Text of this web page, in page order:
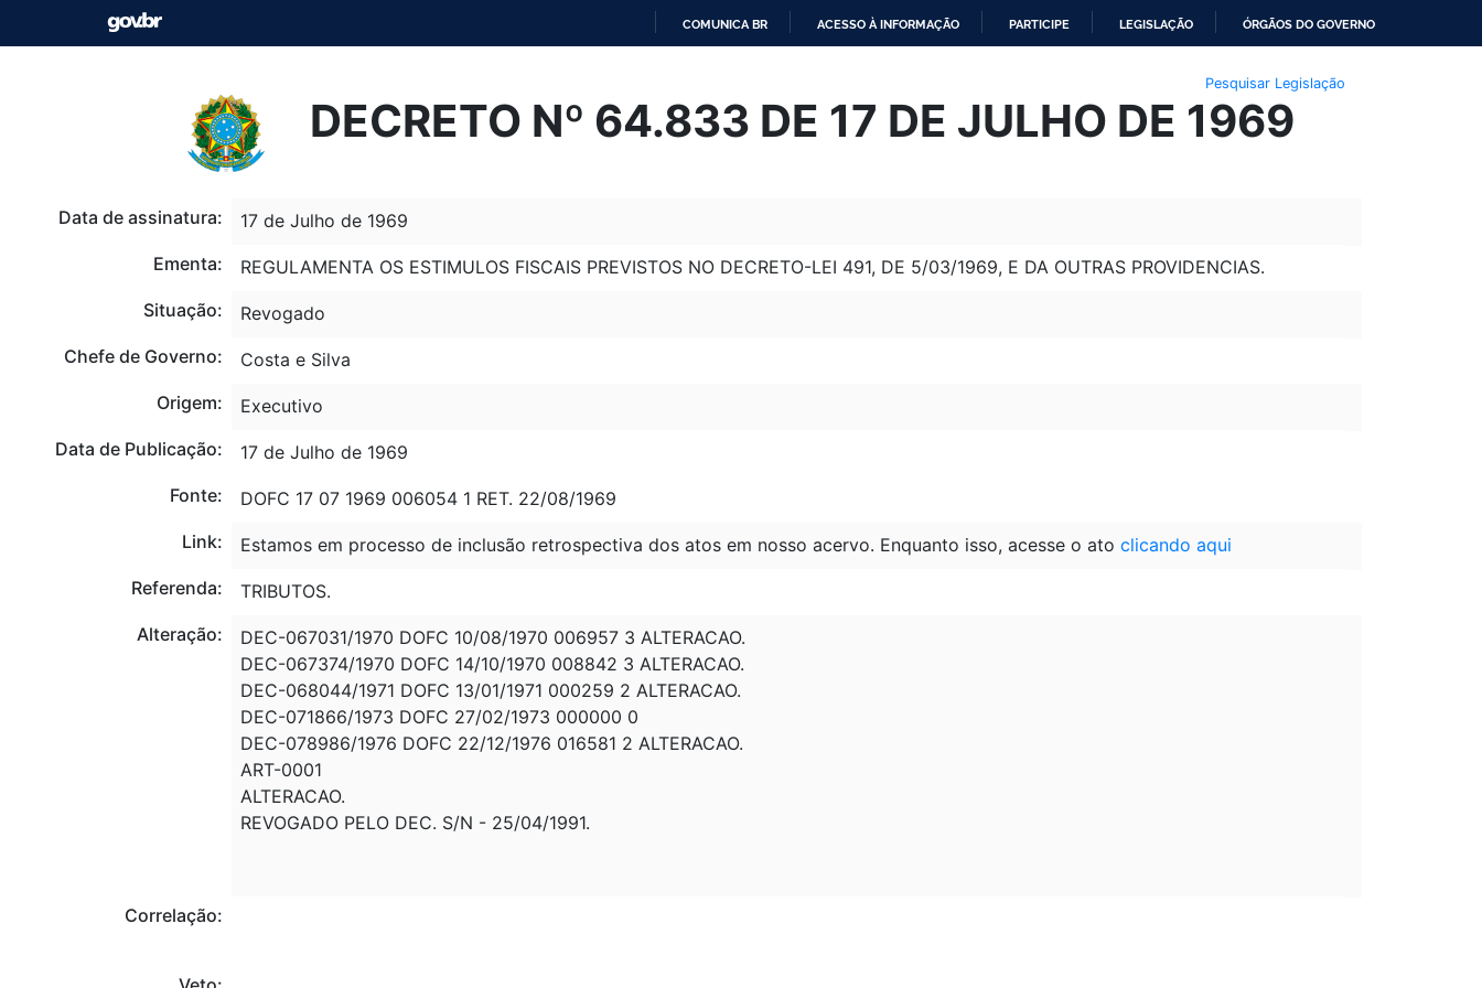
O
CONTEÚDO
COMUNICA BR ACESSO À INFORMAÇÃO PARTICIPE LEGISLAÇÃO ÓRGÃOS DO GOVERNO
Pesquisar Legislação
DECRETO Nº 64.833 DE 17 DE JULHO DE 1969
Data de assinatura:
17 de Julho de 1969
Ementa:
REGULAMENTA OS ESTIMULOS FISCAIS PREVISTOS NO DECRETO-LEI 491, DE 5/03/1969, E DA OUTRAS PROVIDENCIAS.
Situação:
Revogado
Chefe de Governo:
Costa e Silva
Origem:
Executivo
Data de Publicação:
17 de Julho de 1969
Fonte:
DOFC 17 07 1969 006054 1 RET. 22/08/1969
Link:
Estamos em processo de inclusão retrospectiva dos atos em nosso acervo. Enquanto isso, acesse o ato clicando aqui
Referenda:
TRIBUTOS.
Alteração:
DEC-067031/1970 DOFC 10/08/1970 006957 3 ALTERACAO.
DEC-067374/1970 DOFC 14/10/1970 008842 3 ALTERACAO.
DEC-068044/1971 DOFC 13/01/1971 000259 2 ALTERACAO.
DEC-071866/1973 DOFC 27/02/1973 000000 0
DEC-078986/1976 DOFC 22/12/1976 016581 2 ALTERACAO.
ART-0001
ALTERACAO.
REVOGADO PELO DEC. S/N - 25/04/1991.
Correlação: